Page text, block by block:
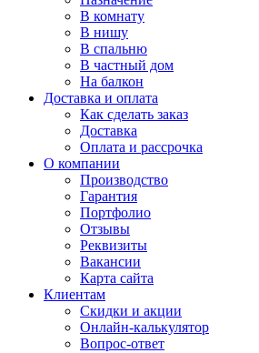
В комнату
В нишу
В спальню
В частный дом
На балкон
Доставка и оплата
Как сделать заказ
Доставка
Оплата и рассрочка
О компании
Производство
Гарантия
Портфолио
Отзывы
Реквизиты
Вакансии
Карта сайта
Клиентам
Скидки и акции
Онлайн-калькулятор
Вопрос-ответ